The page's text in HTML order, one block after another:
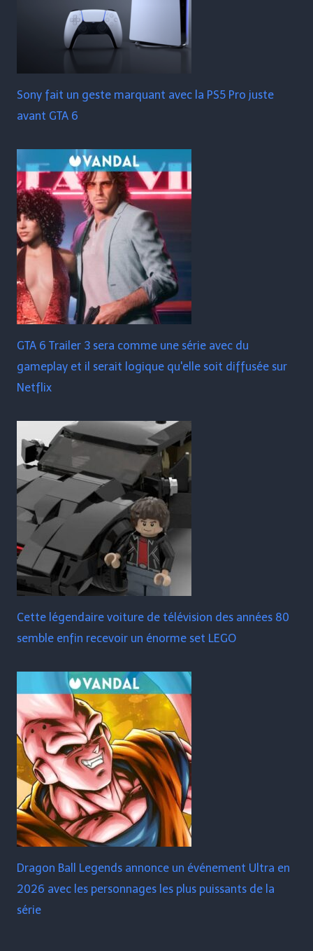
Sony fait un geste marquant avec la PS5 Pro juste
avant GTA 6
GTA 6 Trailer 3 sera comme une série avec du
gameplay et il serait logique qu'elle soit diffusée sur
Netflix
Cette légendaire voiture de télévision des années 80
semble enfin recevoir un énorme set LEGO
Dragon Ball Legends annonce un événement Ultra en
2026 avec les personnages les plus puissants de la
série